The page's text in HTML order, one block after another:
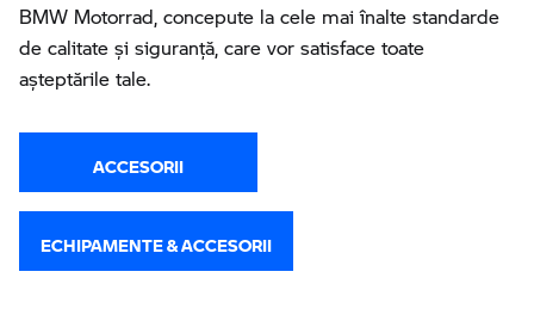
BMW Motorrad, concepute la cele mai înalte standarde
de calitate și siguranță, care vor satisface toate
așteptările tale.
ACCESORII
ECHIPAMENTE & ACCESORII